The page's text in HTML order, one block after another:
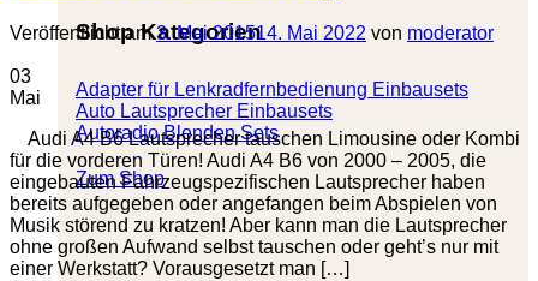
Shop Kategorien
Adapter für Lenkradfernbedienung Einbausets
Auto Lautsprecher Einbausets
Autoradio Blenden Sets
Zum Shop
Veröffentlicht am3. Mai 201514. Mai 2022 von moderator
03
Mai
Audi A4 B6 Lautsprecher tauschen Limousine oder Kombi
für die vorderen Türen! Audi A4 B6 von 2000 – 2005, die
eingebauten Fahrzeugspezifischen Lautsprecher haben
bereits aufgegeben oder angefangen beim Abspielen von
Musik störend zu kratzen! Aber kann man die Lautsprecher
ohne großen Aufwand selbst tauschen oder geht’s nur mit
einer Werkstatt? Vorausgesetzt man […]